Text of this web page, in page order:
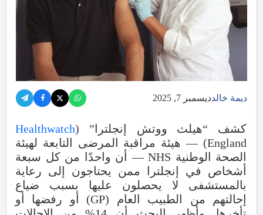
ديمة خالدديسمبر 7, 2025
كشف “هيلث ووتش إنجلترا” (Healthwatch
England) — هيئة مراقبة المرضى التابعة لهيئة
الصحة الوطنية NHS — أن واحدًا من كل سبعة
أشخاص في إنجلترا ممن يحتاجون إلى رعاية
بالمستشفى لا يحصلون عليها بسبب ضياع
إحالتهم من الطبيب العام (GP) أو رفضها أو